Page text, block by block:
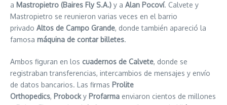
a Mastropietro (Baires Fly S.A.) y a Alan Pocoví. Calvete y
Mastropietro se reunieron varias veces en el barrio
privado Altos de Campo Grande, donde también apareció la
famosa máquina de contar billetes.
Ambos figuran en los cuadernos de Calvete, donde se
registraban transferencias, intercambios de mensajes y envío
de datos bancarios. Las firmas Prolite
Orthopedics, Probocky Profarma enviaron cientos de millones